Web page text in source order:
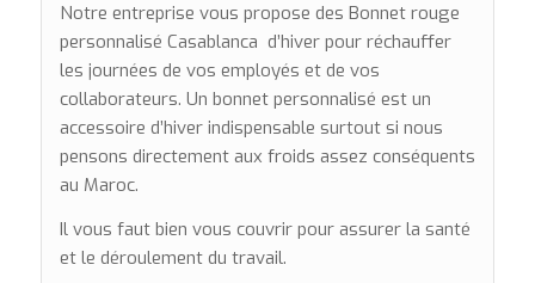
Notre entreprise vous propose des Bonnet rouge
personnalisé Casablanca d’hiver pour réchauffer
les journées de vos employés et de vos
collaborateurs. Un bonnet personnalisé est un
accessoire d’hiver indispensable surtout si nous
pensons directement aux froids assez conséquents
au Maroc.
Il vous faut bien vous couvrir pour assurer la santé
et le déroulement du travail.